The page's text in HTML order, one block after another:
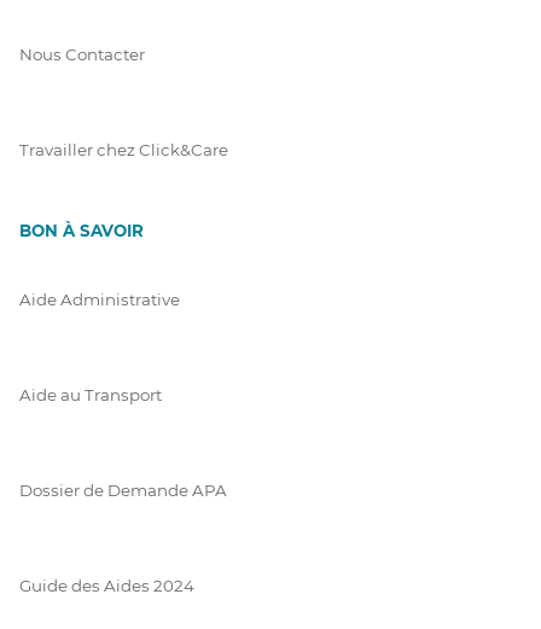
Nous Contacter
Travailler chez Click&Care
BON À SAVOIR
Aide Administrative
Aide au Transport
Dossier de Demande APA
Guide des Aides 2024